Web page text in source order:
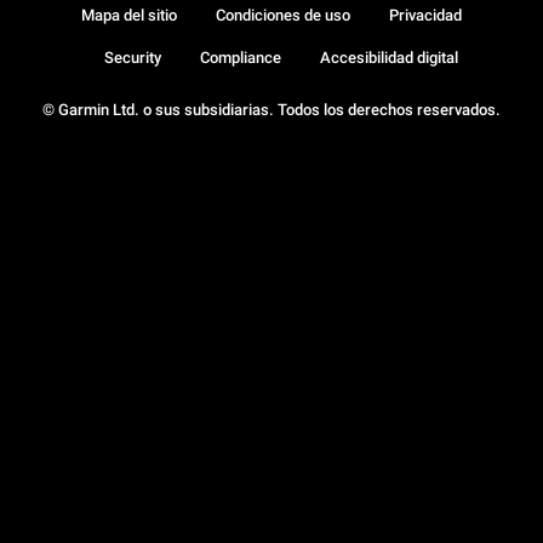
© Garmin Ltd. o sus subsidiarias. Todos los derechos reservados.
Mapa del sitio Condiciones de uso Privacidad
Security Compliance Accesibilidad digital